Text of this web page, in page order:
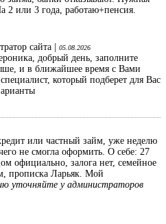
2 или 3 года, работаю+пенсия.
сайта |
05.08.2026
добрый день, заполните
и в ближайшее время с Вами
который подберет для Вас
или частный займ, уже неделю
не смогла оформить. О себе: 27
официально, залога нет, семейное
прописка Ларьяк. Мой
уточняйте у администраторов